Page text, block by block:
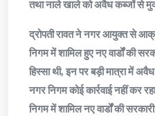
तथा नाले खाले को अवैध कब्जों से
द्रोपती रावत ने नगर आयुक्त से
निगम में शामिल हुए नए वार्डों की
हिस्सा थी, इन पर बड़ी मात्रा में
नगर निगम कोई कार्रवाई नहीं कर
निगम में शामिल नए वार्डों की